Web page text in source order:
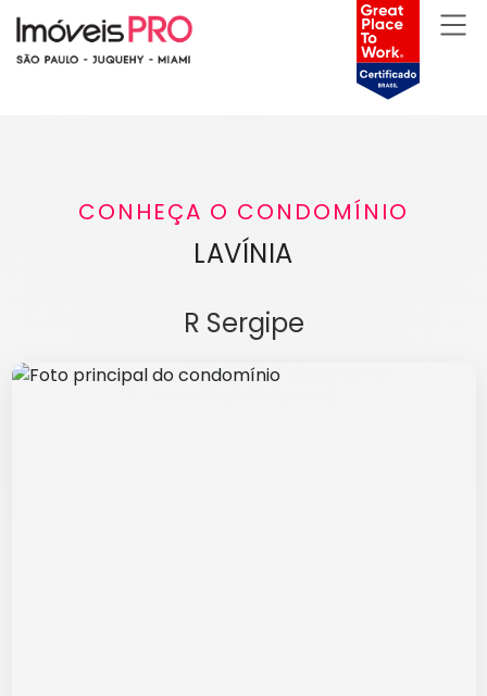
CONHEÇA O CONDOMÍNIO
LAVÍNIA
R Sergipe